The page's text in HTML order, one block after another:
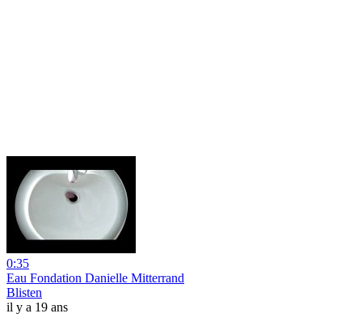
0:35
Eau Fondation Danielle Mitterrand
Blisten
il y a 19 ans